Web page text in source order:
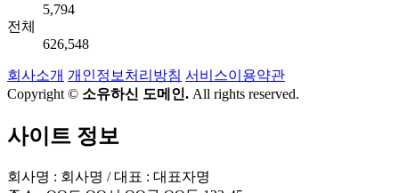
5,794
전체
626,548
회사소개 개인정보처리방침 서비스이용약관
Copyright © 소유하신 도메인. All rights reserved.
사이트 정보
회사명 : 회사명 / 대표 : 대표자명